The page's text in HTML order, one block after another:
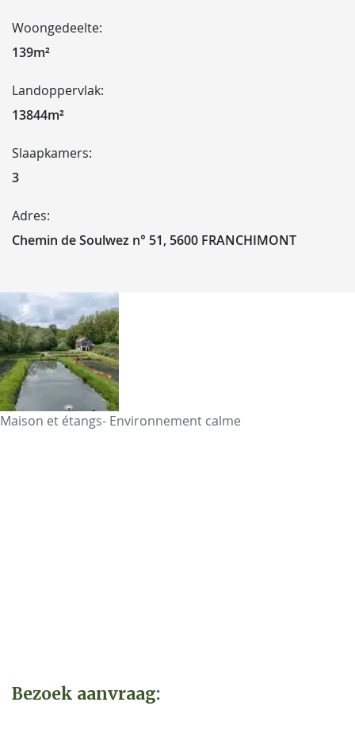
Woongedeelte:
139m²
Landoppervlak:
13844m²
Slaapkamers:
3
Adres:
Chemin de Soulwez n° 51, 5600 FRANCHIMONT
Maison et étangs- Environnement calme
Bezoek aanvraag: